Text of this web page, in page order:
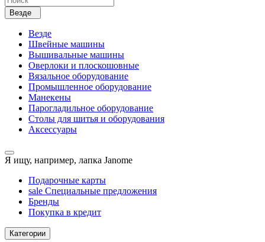
Везде
Везде
Швейные машины
Вышивальные машины
Оверлоки и плоскошовные
Вязальное оборудование
Промышленное оборудование
Манекены
Парогладильное оборудование
Столы для шитья и оборудования
Аксессуары
Я ищу, например, лапка Janome
Подарочные карты
sale Специальные предложения
Бренды
Покупка в кредит
Категории